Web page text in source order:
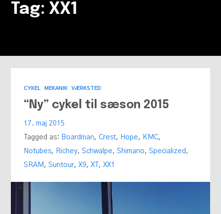
Blog
Kontakt
Tag: XX1
CYKEL MEKANIK VÆRKSTED
“Ny” cykel til sæson 2015
17. maj 2015
Tagged as: Boardman,Crest, Hope, KMC,
Notubes, Richey,Schwalpe,Shimano,Specialized ,
SRAM ,Suntour,X9,XT ,XX1